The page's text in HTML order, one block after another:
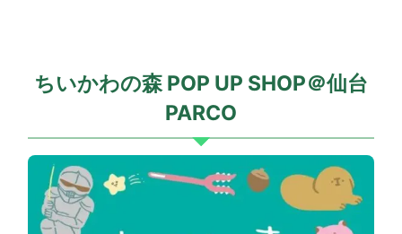
ちいかわの森 POP UP SHOP＠仙台
PARCO